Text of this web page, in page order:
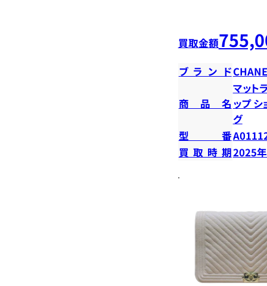
買取金額
ブランド
商品名
マット
ップ シ
グ
型番
買取時期2025